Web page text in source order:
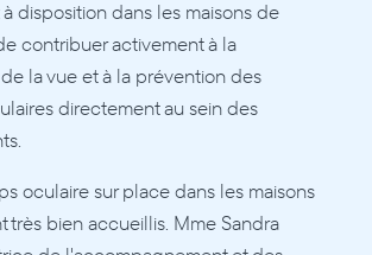
disposition dans les maisons de
contribuer activement à la
la vue et à la prévention des
directement au sein des
oculaire sur place dans les maisons
très bien accueillis. Mme Sandra